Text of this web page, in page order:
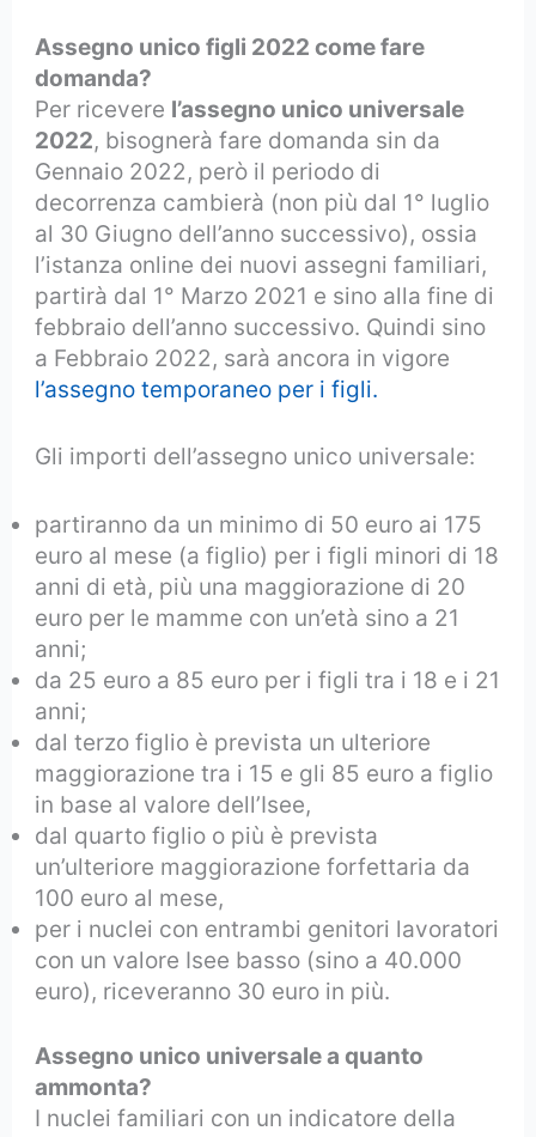
Assegno unico figli 2022 come fare
domanda?
Per ricevere l’assegno unico universale
2022, bisognerà fare domanda sin da
Gennaio 2022, però il periodo di
decorrenza cambierà (non più dal 1° luglio
al 30 Giugno dell’anno successivo), ossia
l’istanza online dei nuovi assegni familiari,
partirà dal 1° Marzo 2021 e sino alla fine di
febbraio dell’anno successivo. Quindi sino
a Febbraio 2022, sarà ancora in vigore
l’assegno temporaneo per i figli.
Gli importi dell’assegno unico universale:
partiranno da un minimo di 50 euro ai 175
euro al mese (a figlio) per i figli minori di 18
anni di età, più una maggiorazione di 20
euro per le mamme con un’età sino a 21
anni;
da 25 euro a 85 euro per i figli tra i 18 e i 21
anni;
dal terzo figlio è prevista un ulteriore
maggiorazione tra i 15 e gli 85 euro a figlio
in base al valore dell’Isee,
dal quarto figlio o più è prevista
un’ulteriore maggiorazione forfettaria da
100 euro al mese,
per i nuclei con entrambi genitori lavoratori
con un valore Isee basso (sino a 40.000
euro), riceveranno 30 euro in più.
Assegno unico universale a quanto
ammonta?
I nuclei familiari con un indicatore della